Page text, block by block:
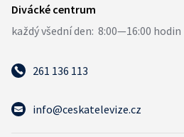
261 136 113
info@ceskatelevize.cz